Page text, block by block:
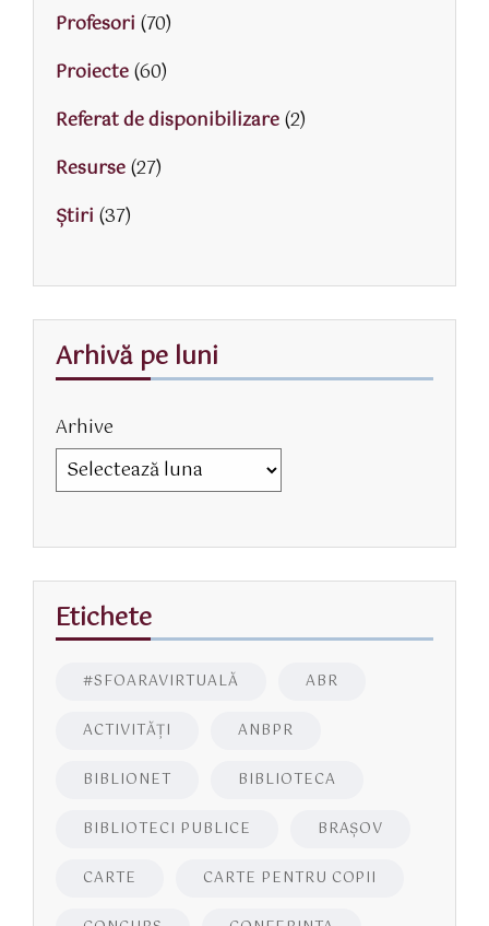
Profesori (70)
Proiecte(60)
Referat de disponibilizare(2)
Resurse(27)
Știri (37)
Arhivă pe luni
Arhive
Etichete
#SFOARAVIRTUALĂ ABR
ACTIVITĂŢI ANBPR
BIBLIONET BIBLIOTECA
BIBLIOTECI PUBLICE BRAŞOV
CARTE CARTE PENTRU COPII